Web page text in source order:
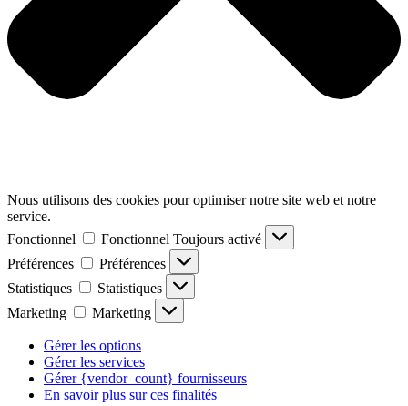
Nous utilisons des cookies pour optimiser notre site web et notre
service.
Fonctionnel
Fonctionnel Toujours activé
Préférences
Préférences
Statistiques
Statistiques
Marketing
Marketing
Gérer les options
Gérer les services
Gérer {vendor_count} fournisseurs
En savoir plus sur ces finalités